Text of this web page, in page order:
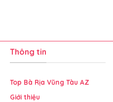
Thông tin
Top Bà Rịa Vũng Tàu AZ
Giới thiệu